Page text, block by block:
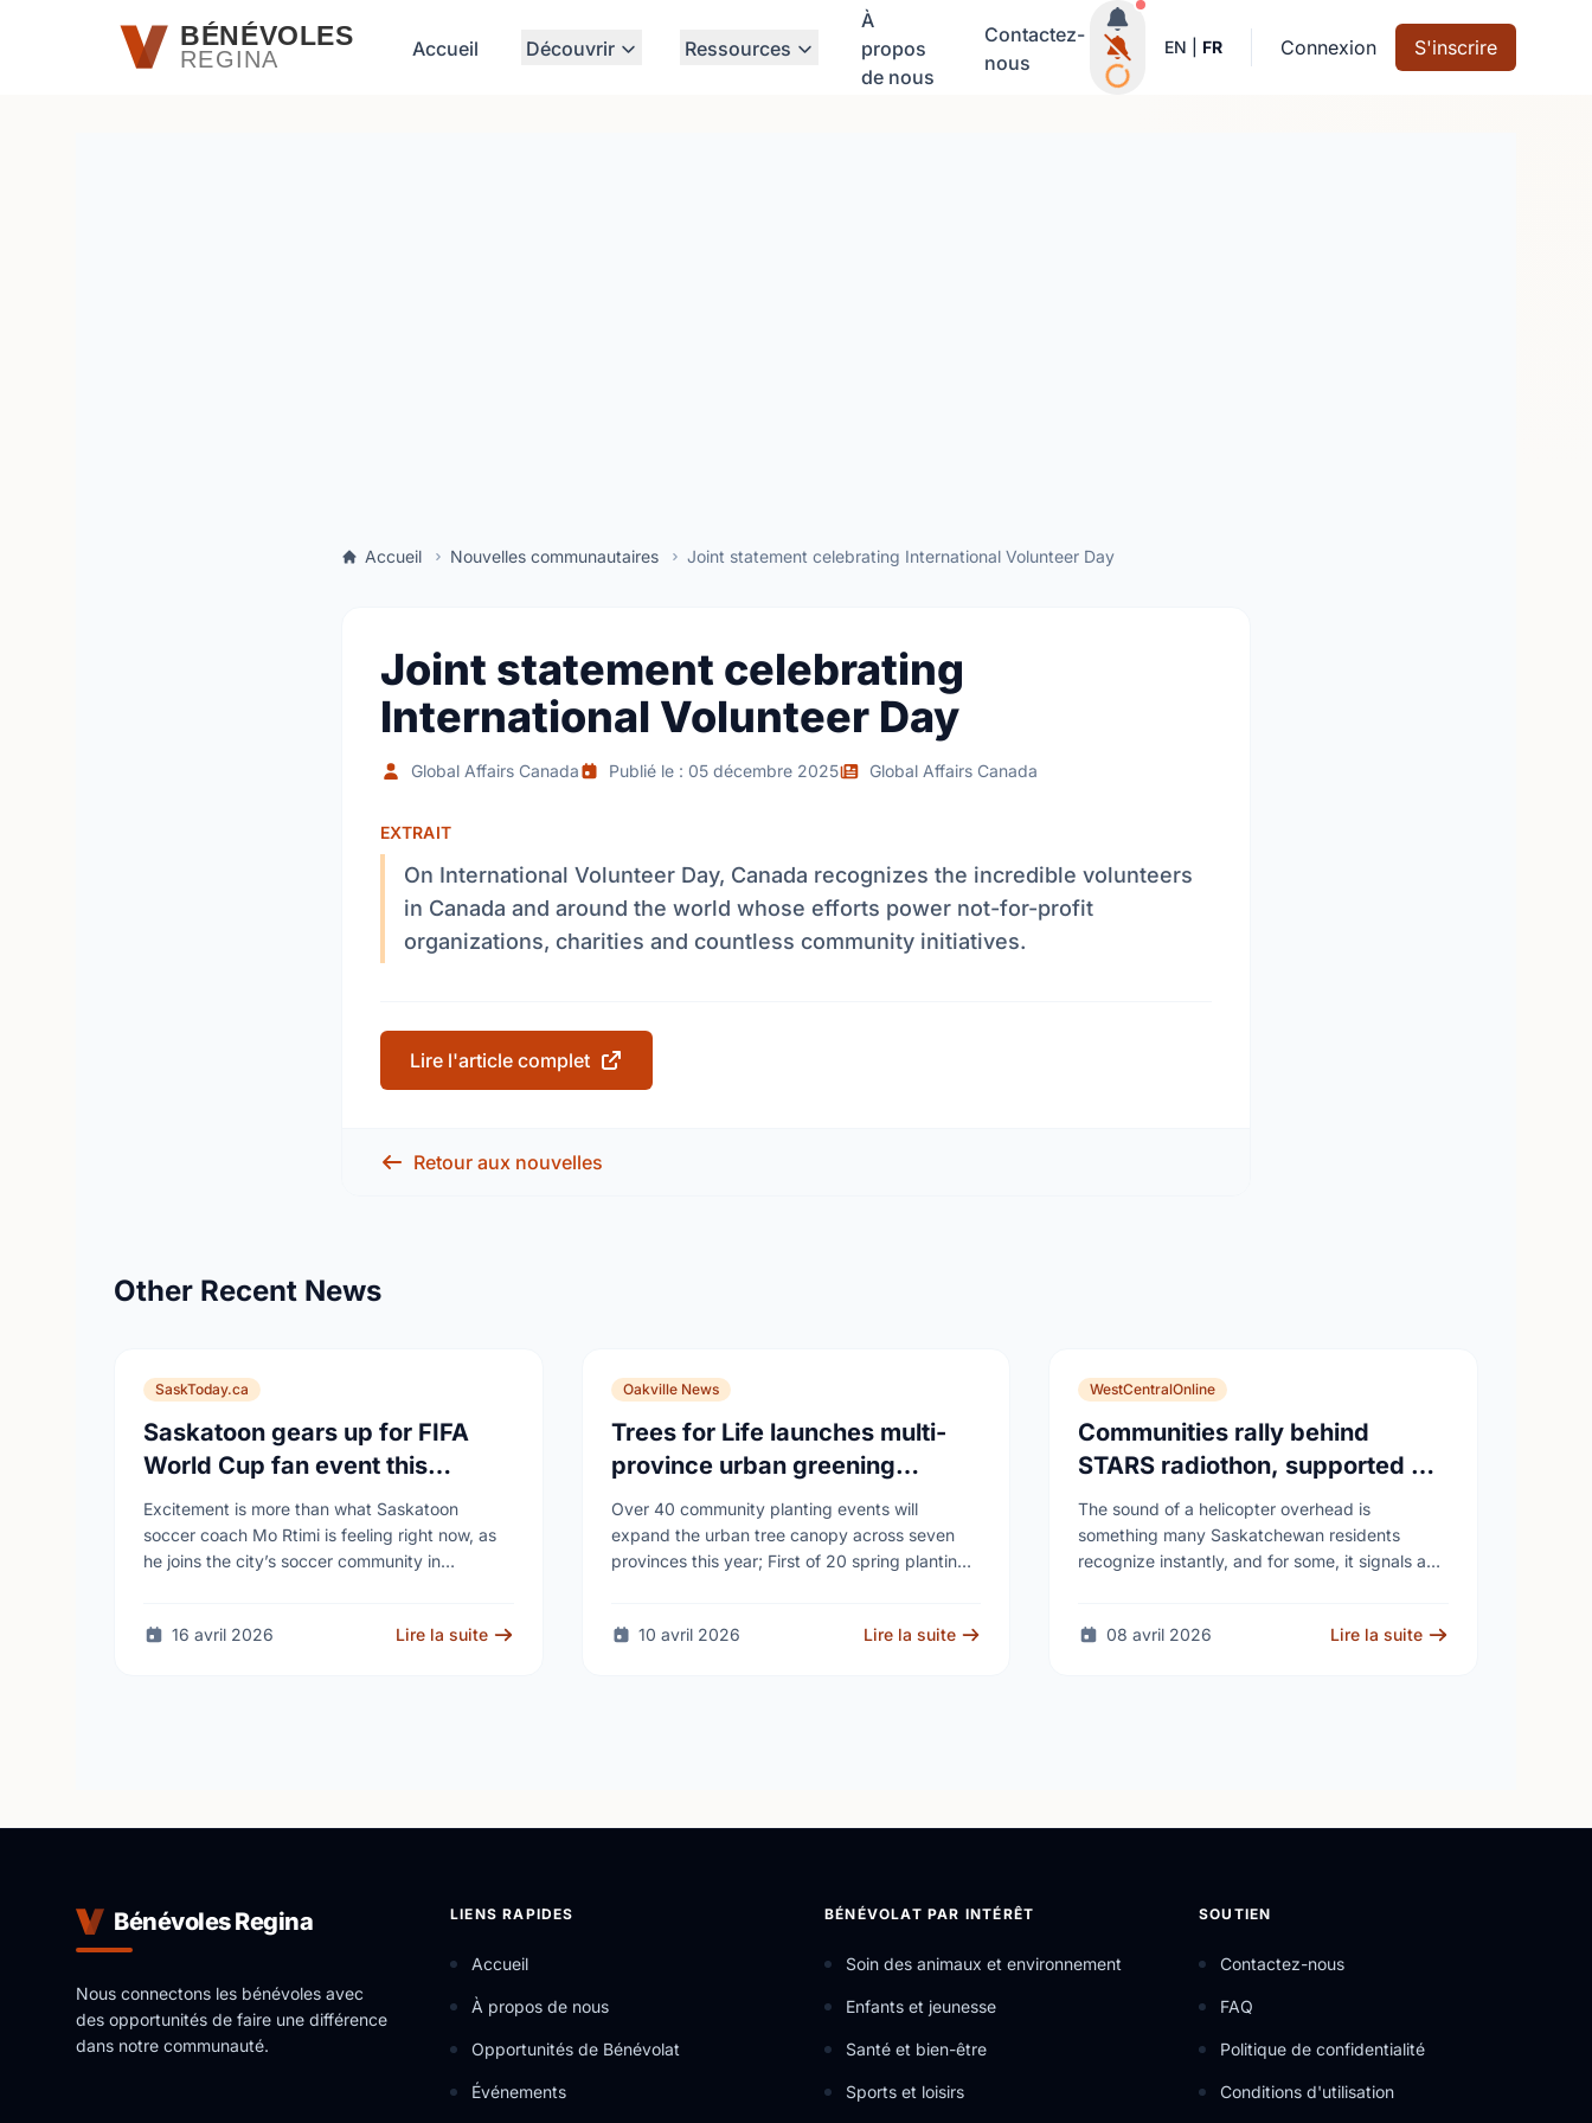
Passer au contenu principalBÉNÉVOLES
REGINA Accueil Découvrir Ressources
À
propos
de nous
Contactez-
nous
Notifications actives
EN FR Connexion S'inscrire
Accueil Nouvelles communautaires Joint statement celebrating International Volunteer Day
Joint statement celebrating
International Volunteer Day
Global Affairs Canada Publié le : 05 décembre 2025 Global Affairs Canada
EXTRAIT
On International Volunteer Day, Canada recognizes the incredible volunteers
in Canada and around the world whose efforts power not-for-profit
organizations, charities and countless community initiatives.
Lire l'article complet
Retour aux nouvelles
Other Recent News
SaskToday.ca
Saskatoon gears up for FIFA
World Cup fan event this
summer
Excitement is more than what Saskatoon
soccer coach Mo Rtimi is feeling right now, as
he joins the city’s soccer community in
16 avril 2026
Lire la suite
Oakville News
Trees for Life launches multi-
province urban greening
campaign to help cool Canadian
cities
Over 40 community planting events will
expand the urban tree canopy across seven
provinces this year; First of 20 spring plantings
10 avril 2026 Lire la suite
WestCentralOnline
Communities rally behind
STARS radiothon, supported by
Saskatchewan Blue Cross
The sound of a helicopter overhead is
something many Saskatchewan residents
recognize instantly, and for some, it signals a
08 avril 2026
Lire la suite
Bénévoles Regina
Nous connectons les bénévoles avec
des opportunités de faire une différence
dans notre communauté.
LIENS RAPIDES
Accueil
À propos de nous
Opportunités de Bénévolat
Événements
BÉNÉVOLAT PAR INTÉRÊT
Soin des animaux et environnement
Enfants et jeunesse
Santé et bien-être
Sports et loisirs
SOUTIEN
Contactez-nous
FAQ
Politique de confidentialité
Conditions d'utilisation